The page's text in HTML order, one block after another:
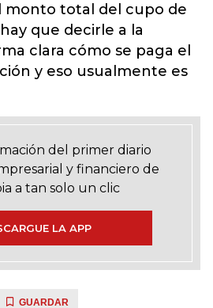
monto total del cupo de
que decirle a la
clara cómo se paga el
y eso usualmente es
del primer diario
y financiero de
a tan solo un clic
LA APP
GUARDAR